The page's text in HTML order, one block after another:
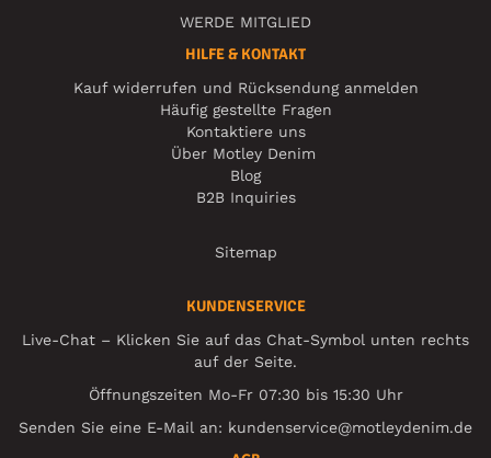
WERDE MITGLIED
HILFE & KONTAKT
Kauf widerrufen und Rücksendung anmelden
Häufig gestellte Fragen
Kontaktiere uns
Über Motley Denim
Blog
B2B Inquiries
Sitemap
KUNDENSERVICE
Live-Chat – Klicken Sie auf das Chat-Symbol unten rechts
auf der Seite.
Öffnungszeiten Mo-Fr 07:30 bis 15:30 Uhr
Senden Sie eine E-Mail an: kundenservice@motleydenim.de